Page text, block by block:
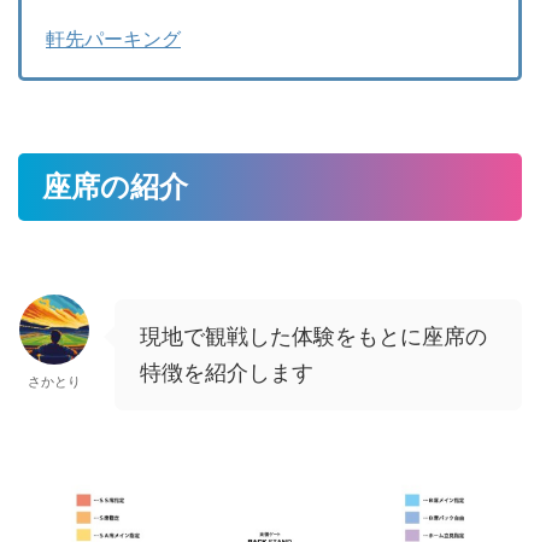
軒先パーキング
座席の紹介
さかとり
現地で観戦した体験をもとに座席の
特徴を紹介します